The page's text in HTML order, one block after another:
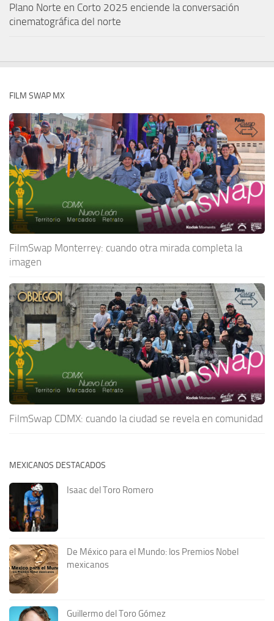
Plano Norte en Corto 2025 enciende la conversación
cinematográfica del norte
FILM SWAP MX
FilmSwap Monterrey: cuando otra mirada completa la
imagen
FilmSwap CDMX: cuando la ciudad se revela en comunidad
MEXICANOS DESTACADOS
Isaac del Toro Romero
De México para el Mundo: los Premios Nobel
mexicanos
Guillermo del Toro Gómez